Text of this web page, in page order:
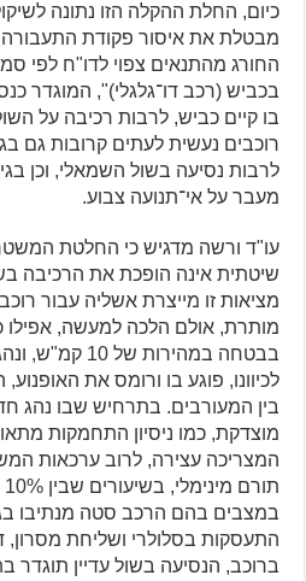
כיום, החלת ההקלה הזו נתונה
מבטלת את איסור פקודת התעבורה
בכביש (רכב דו־גלגלי)", המוגדר
בו קיים כביש, לרבות רכיבה על
רוכבים נעשית לעתים קרובות גם
מעבר על אי־תנועה צבוע.
עו"ד ורשה מדגיש כי החלטת
שיטתית אינה הופכת את הרכיבה
מציאות זו מייצרת אשליה עבור
מותרת, אולם הלכה למעשה, אפילו
בבטחה במהירות
לכיוונו, פוגע בו ורומס את
בין המעורבים. בתרחיש שבו נהג
מוצדקת, כמו ניסיון התחמקות
המצריכה עצירה, לרוב ערכאות
במצבים בהם הרכב סטה מנתיבו
התעסקות בסלולרי ושליחת
ברוכב, הנסיעה בשול עדיין תוגדר